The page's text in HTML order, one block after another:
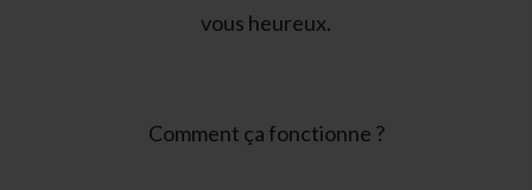
vous heureux.
Comment ça fonctionne ?